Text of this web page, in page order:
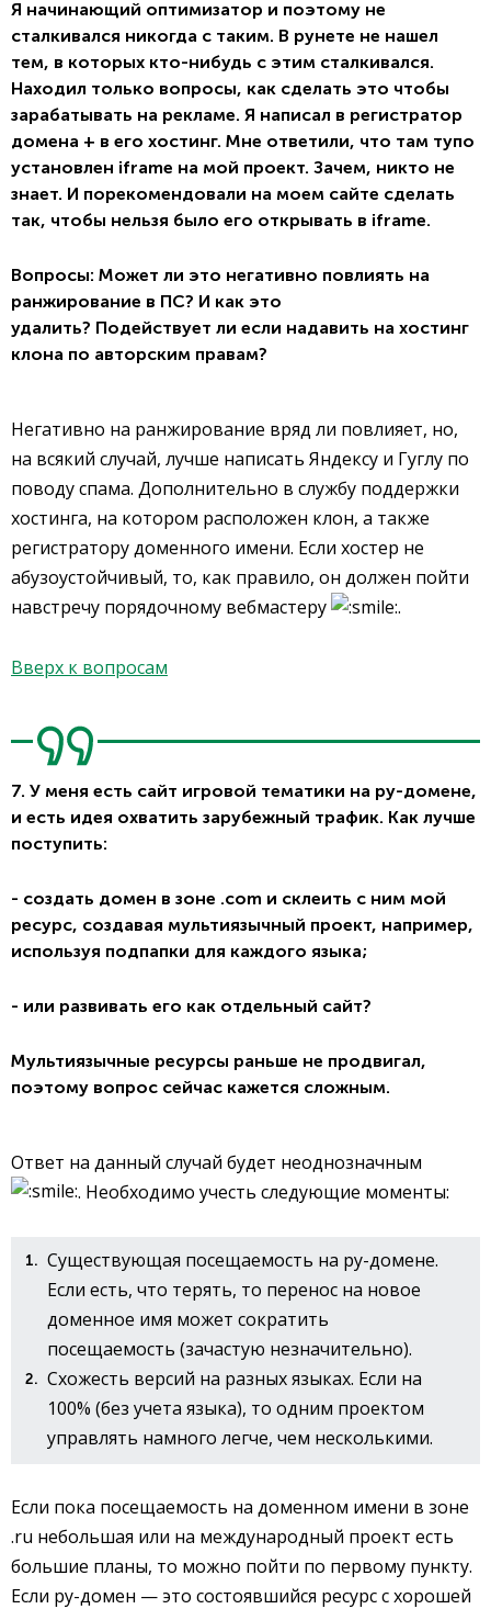
Я начинающий оптимизатор и поэтому не
сталкивался никогда с таким. В рунете не нашел
тем, в которых кто-нибудь с этим сталкивался.
Находил только вопросы, как сделать это чтобы
зарабатывать на рекламе. Я написал в регистратор
домена + в его хостинг. Мне ответили, что там тупо
установлен iframe на мой проект. Зачем, никто не
знает. И порекомендовали на моем сайте сделать
так, чтобы нельзя было его открывать в iframe.
Вопросы: Может ли это негативно повлиять на
ранжирование в ПС? И как это
удалить? Подействует ли если надавить на хостинг
клона по авторским правам?
Негативно на ранжирование вряд ли повлияет, но,
на всякий случай, лучше написать Яндексу и Гуглу по
поводу спама. Дополнительно в службу поддержки
хостинга, на котором расположен клон, а также
регистратору доменного имени. Если хостер не
абузоустойчивый, то, как правило, он должен пойти
навстречу порядочному вебмастеру
.
Вверх к вопросам
7. У меня есть сайт игровой тематики на ру-домене,
и есть идея охватить зарубежный трафик. Как лучше
поступить:
- создать домен в зоне .com и склеить с ним мой
ресурс, создавая мультиязычный проект, например,
используя подпапки для каждого языка;
- или развивать его как отдельный сайт?
Мультиязычные ресурсы раньше не продвигал,
поэтому вопрос сейчас кажется сложным.
Ответ на данный случай будет неоднозначным
. Необходимо учесть следующие моменты:
Существующая посещаемость на ру-домене.
Если есть, что терять, то перенос на новое
доменное имя может сократить
посещаемость (зачастую незначительно).
Схожесть версий на разных языках. Если на
100% (без учета языка), то одним проектом
управлять намного легче, чем несколькими.
Если пока посещаемость на доменном имени в зоне
.ru небольшая или на международный проект есть
большие планы, то можно пойти по первому пункту.
Если ру-домен — это состоявшийся ресурс с хорошей